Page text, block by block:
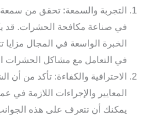
التجربة والسمعة: تحقق من
في صناعة مكافحة الحشرات. قد
الخبرة الواسعة في المجال مزايا
في التعامل مع مشاكل الحشرات
الاحترافية والكفاءة: تأكد من أن
المعايير والإجراءات اللازمة
يمكنك أن تتعرف على هذه